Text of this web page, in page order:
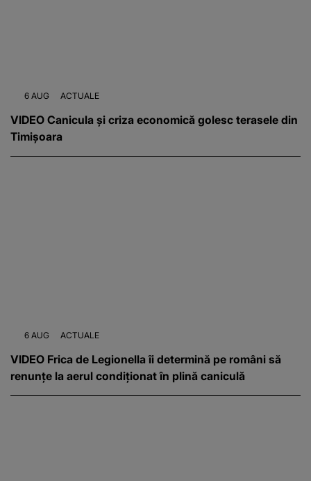
6 AUG ACTUALE
VIDEO Canicula și criza economică golesc terasele din
Timișoara
6 AUG ACTUALE
VIDEO Frica de Legionella îi determină pe români să
renunțe la aerul condiționat în plină caniculă